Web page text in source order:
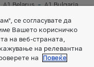
A1 Belarus
A1 Bulgaria
се согласувате да
Вашето корисничко
на веб-страната,
на релевантна
на
Повеќе